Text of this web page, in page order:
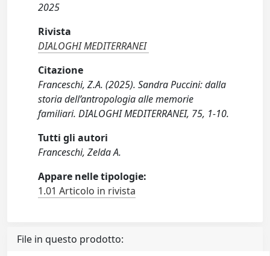
2025
Rivista
DIALOGHI MEDITERRANEI
Citazione
Franceschi, Z.A. (2025). Sandra Puccini: dalla
storia dell’antropologia alle memorie
familiari. DIALOGHI MEDITERRANEI, 75, 1-10.
Tutti gli autori
Franceschi, Zelda A.
Appare nelle tipologie:
1.01 Articolo in rivista
File in questo prodotto: